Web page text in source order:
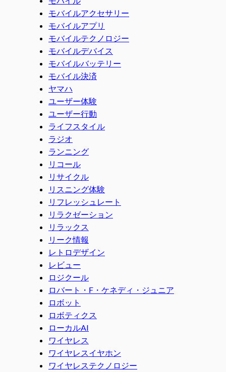
モバイルアクセサリー
モバイルアプリ
モバイルテクノロジー
モバイルデバイス
モバイルバッテリー
モバイル決済
ヤマハ
ユーザー体験
ユーザー行動
ライフスタイル
ラジオ
ランニング
リコール
リサイクル
リスニング体験
リフレッシュレート
リラクゼーション
リラックス
リーク情報
レトロデザイン
レビュー
ロジクール
ロバート・F・ケネディ・ジュニア
ロボット
ロボティクス
ローカルAI
ワイヤレス
ワイヤレスイヤホン
ワイヤレステクノロジー